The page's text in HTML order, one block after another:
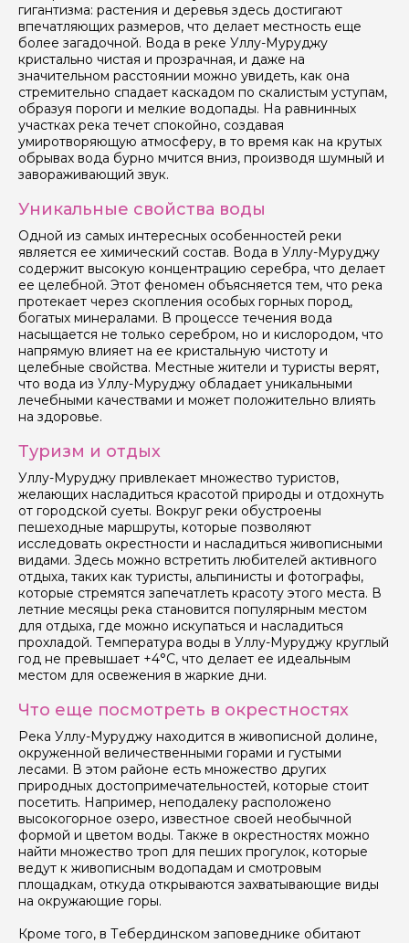
гигантизма: растения и деревья здесь достигают
впечатляющих размеров, что делает местность еще
более загадочной. Вода в реке Уллу-Муруджу
кристально чистая и прозрачная, и даже на
значительном расстоянии можно увидеть, как она
стремительно спадает каскадом по скалистым уступам,
образуя пороги и мелкие водопады. На равнинных
участках река течет спокойно, создавая
умиротворяющую атмосферу, в то время как на крутых
обрывах вода бурно мчится вниз, производя шумный и
завораживающий звук.
Уникальные свойства воды
Одной из самых интересных особенностей реки
является ее химический состав. Вода в Уллу-Муруджу
содержит высокую концентрацию серебра, что делает
ее целебной. Этот феномен объясняется тем, что река
протекает через скопления особых горных пород,
богатых минералами. В процессе течения вода
насыщается не только серебром, но и кислородом, что
напрямую влияет на ее кристальную чистоту и
целебные свойства. Местные жители и туристы верят,
что вода из Уллу-Муруджу обладает уникальными
лечебными качествами и может положительно влиять
на здоровье.
Туризм и отдых
Уллу-Муруджу привлекает множество туристов,
желающих насладиться красотой природы и отдохнуть
от городской суеты. Вокруг реки обустроены
пешеходные маршруты, которые позволяют
исследовать окрестности и насладиться живописными
видами. Здесь можно встретить любителей активного
отдыха, таких как туристы, альпинисты и фотографы,
которые стремятся запечатлеть красоту этого места. В
летние месяцы река становится популярным местом
для отдыха, где можно искупаться и насладиться
прохладой. Температура воды в Уллу-Муруджу круглый
год не превышает +4°C, что делает ее идеальным
местом для освежения в жаркие дни.
Что еще посмотреть в окрестностях
Река Уллу-Муруджу находится в живописной долине,
окруженной величественными горами и густыми
лесами. В этом районе есть множество других
природных достопримечательностей, которые стоит
посетить. Например, неподалеку расположено
высокогорное озеро, известное своей необычной
формой и цветом воды. Также в окрестностях можно
найти множество троп для пеших прогулок, которые
ведут к живописным водопадам и смотровым
площадкам, откуда открываются захватывающие виды
на окружающие горы.
Кроме того, в Тебердинском заповеднике обитают
Задайте свой вопрос гиду
Как вас зовут
Ваша электронная почта
Ваш номер телефона
Вопросы и комментарии
задать
Я даю своё согласие на обработку персональных
данных
Отправить